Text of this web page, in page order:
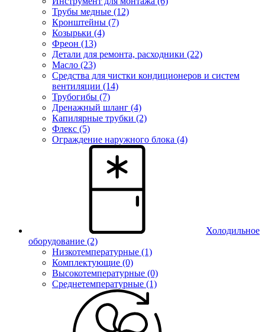
Трубы медные (12)
Кронштейны (7)
Козырьки (4)
Фреон (13)
Детали для ремонта, расходники (22)
Масло (23)
Средства для чистки кондиционеров и систем
вентиляции (14)
Трубогибы (7)
Дренажный шланг (4)
Капилярные трубки (2)
Флекс (5)
Ограждение наружного блока (4)
Холодильное
оборудование (2)
Низкотемпературные (1)
Комплектующие (0)
Высокотемпературные (0)
Среднетемпературные (1)